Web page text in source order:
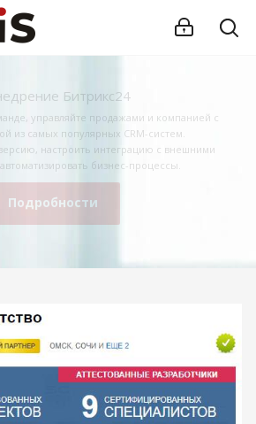
Битрикс24
управляйте продажами и компанией с
из самых популярных CRM-систем.
настроить интеграцию с внешними
бизнес-процессы.
Подробности